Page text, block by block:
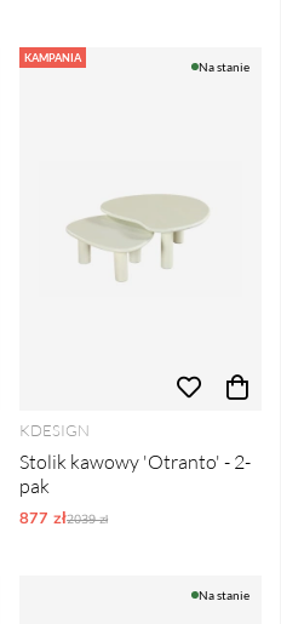
KAMPANIA
Na stanie
KDESIGN
Stolik kawowy 'Otranto' - 2-
pak
877 złOrdynarne ceny:
2039 zł
Na stanie